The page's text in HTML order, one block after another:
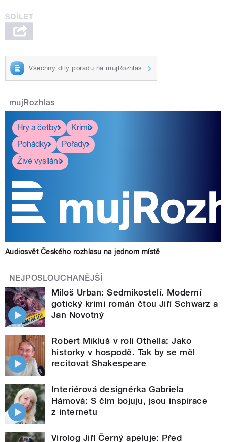
Všechny díly pořadu na mujRozhlas
mujRozhlas
Hry a četby
Krimi
Pohádky
Pořady
Živé vysílání
Audiosvět Českého rozhlasu na jednom místě
NEJPOSLOUCHANĚJŠÍ
Miloš Urban: Sedmikostelí. Moderní
gotický krimi román čtou Jiří Schwarz a
Jan Novotný
Robert Mikluš v roli Othella: Jako
historky v hospodě. Tak by se měl
recitovat Shakespeare
Interiérová designérka Gabriela
Hámová: S čím bojuju, jsou inspirace
z internetu
Virolog Jiří Černý apeluje: Před